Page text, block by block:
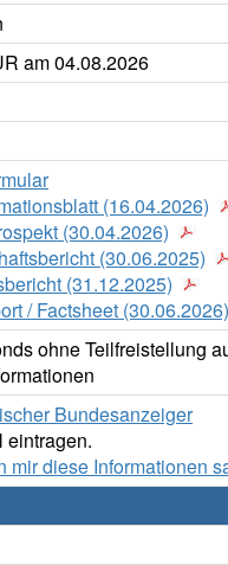
am 04.08.2026
(16.04.2026)
(30.04.2026)
(30.06.2025)
(31.12.2025)
/ Factsheet (30.06.2026)
ohne Teilfreistellung
Bundesanzeiger
eintragen.
mir diese Informationen